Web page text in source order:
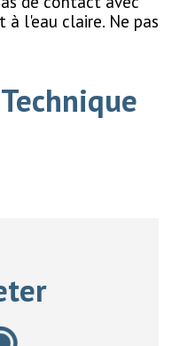
à l'eau claire. Ne pas